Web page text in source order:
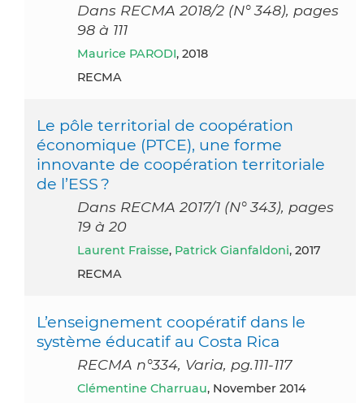
Dans RECMA 2018/2 (N° 348), pages
98 à 111
Maurice PARODI, 2018
RECMA
Le pôle territorial de coopération
économique (PTCE), une forme
innovante de coopération territoriale
de l’ESS ?
Dans RECMA 2017/1 (N° 343), pages
19 à 20
Laurent Fraisse, Patrick Gianfaldoni, 2017
RECMA
L’enseignement coopératif dans le
système éducatif au Costa Rica
RECMA n°334, Varia, pg.111-117
Clémentine Charruau, November 2014